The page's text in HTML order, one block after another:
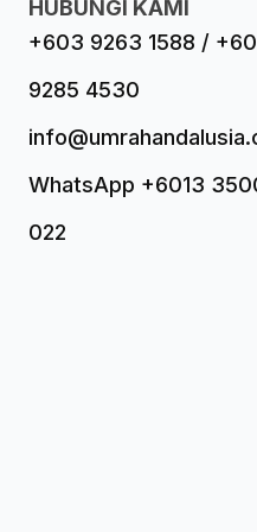
HUBUNGI KAMI
+603 9263 1588 /
9285 4530
WhatsApp +6013
022